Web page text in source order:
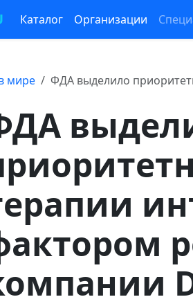
Каталог Организации
мире ФДА выделило